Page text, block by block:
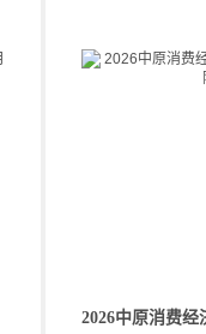
2026中原消费经